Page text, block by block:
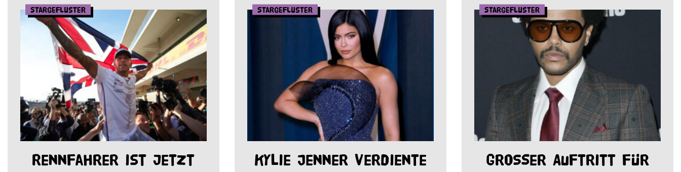
Stargeflüster
Rennfahrer ist jetzt
Stargeflüster
Kylie Jenner verdiente
Stargeflüster
Großer Auftritt für